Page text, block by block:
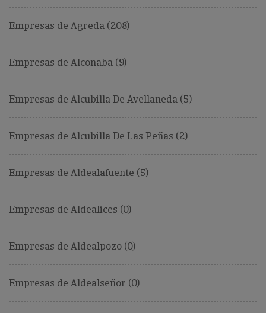
Empresas de Agreda (208)
Empresas de Alconaba (9)
Empresas de Alcubilla De Avellaneda (5)
Empresas de Alcubilla De Las Peñas (2)
Empresas de Aldealafuente (5)
Empresas de Aldealices (0)
Empresas de Aldealpozo (0)
Empresas de Aldealseñor (0)